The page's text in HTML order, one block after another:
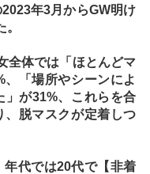
年3月からGW明け
全体では「ほとんどマ
「場所やシーンによ
」が31%、これらを合
、脱マスクが定着しつ
年代では20代で【非着